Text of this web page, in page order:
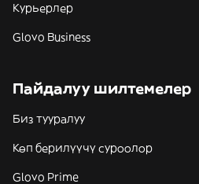
Курьерлер
Glovo Business
Пайдалуу шилтемелер
Биз тууралуу
Көп берилүүчү суроолор
Glovo Prime